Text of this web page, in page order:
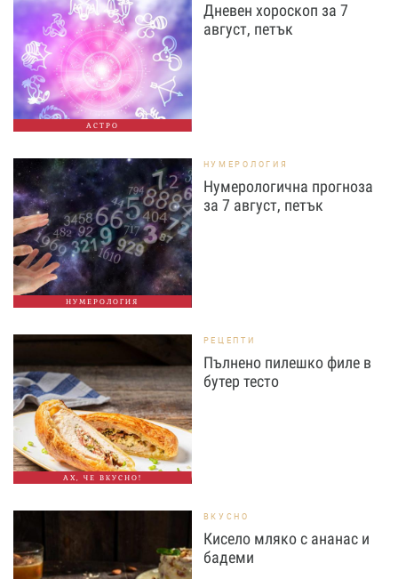
АСТРО
Дневен хороскоп за 7
август, петък
НУМЕРОЛОГИЯ
НУМЕРОЛОГИЯ
Нумерологична прогноза
за 7 август, петък
АХ, ЧЕ ВКУСНО!
РЕЦЕПТИ
Пълнено пилешко филе в
бутер тесто
ВКУСНО
Кисело мляко с ананас и
бадеми